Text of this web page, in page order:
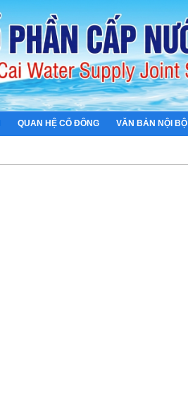
QUAN HỆ CỔ ĐÔNG VĂN BẢN NỘI BỘ